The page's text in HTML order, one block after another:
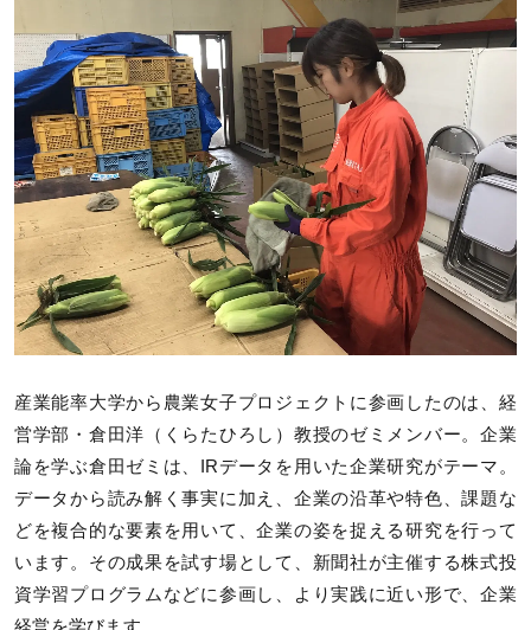
産業能率大学から農業女子プロジェクトに参画したのは、経
営学部・倉田洋（くらたひろし）教授のゼミメンバー。企業
論を学ぶ倉田ゼミは、IRデータを用いた企業研究がテーマ。
データから読み解く事実に加え、企業の沿革や特色、課題な
どを複合的な要素を用いて、企業の姿を捉える研究を行って
います。その成果を試す場として、新聞社が主催する株式投
資学習プログラムなどに参画し、より実践に近い形で、企業
経営を学びます。